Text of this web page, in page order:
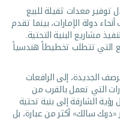
توفير معدات ثقيلة للبيع
دولة الإمارات، بينما تقدم
مشاريع البنية التحتية.
التي تتطلب تخطيطاً هندسياً
الجديدة، إلى الرافعات
التي تعمل بالقرب من
الشارقة إلى بنية تحتية
سالك» أكثر من عبارة، بل